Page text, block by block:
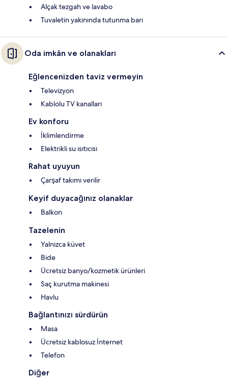
Alçak tezgah ve lavabo
Tuvaletin yakınında tutunma barı
Oda imkân ve olanakları
Eğlencenizden taviz vermeyin
Televizyon
Kablolu TV kanalları
Ev konforu
İklimlendirme
Elektrikli su ısıtıcısı
Rahat uyuyun
Çarşaf takımı verilir
Keyif duyacağınız olanaklar
Balkon
Tazelenin
Yalnızca küvet
Bide
Ücretsiz banyo/kozmetik ürünleri
Saç kurutma makinesi
Havlu
Bağlantınızı sürdürün
Masa
Ücretsiz kablosuz İnternet
Telefon
Diğer